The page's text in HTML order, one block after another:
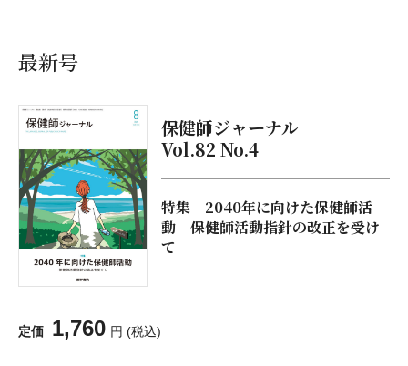
最新号
保健師ジャーナル
Vol.82 No.4
特集 2040年に向けた保健師活
動 保健師活動指針の改正を受け
て
定価 1,760 円 (税込)